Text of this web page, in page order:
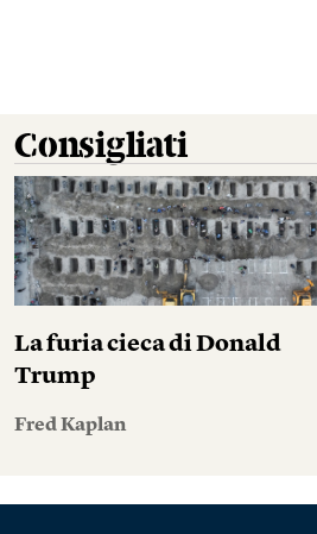
Consigliati
La furia cieca di Donald
Trump
Fred Kaplan